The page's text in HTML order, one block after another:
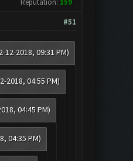
Reputation: 159
#51
12-2018, 09:31 PM)
2018, 04:55 PM)
04:45 PM)
04:35 PM)